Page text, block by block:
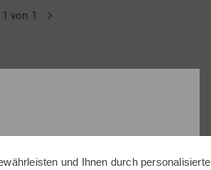
1 von 1
und Ihnen durch personalisierte